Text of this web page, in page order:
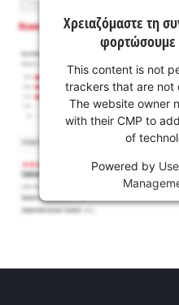
Χρειαζόμαστε τη
φορτώσουμε
This content is not
trackers that are not
The website owner
with their CMP to
of
Powered by